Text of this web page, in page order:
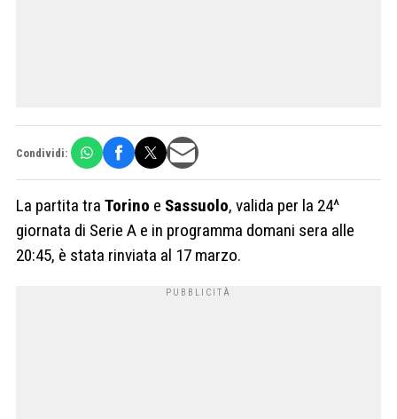
Condividi:
La partita tra Torino e Sassuolo, valida per la 24^
giornata di Serie A e in programma domani sera alle
20:45, è stata rinviata al 17 marzo.